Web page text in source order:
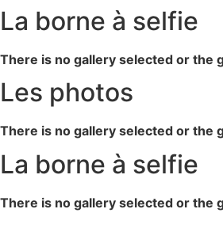
La borne à selfie
There is no gallery selected or the
Les photos
There is no gallery selected or the
La borne à selfie
There is no gallery selected or the